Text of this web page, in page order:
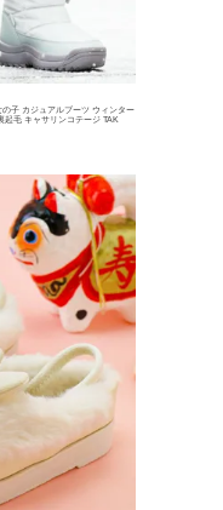
の子 カジュアルブーツ ウィンター
起毛 キャサリンコテージ TAK